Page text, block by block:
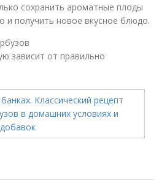
сохранить ароматные плоды
и получить новое вкусное блюдо.
зависит от правильно